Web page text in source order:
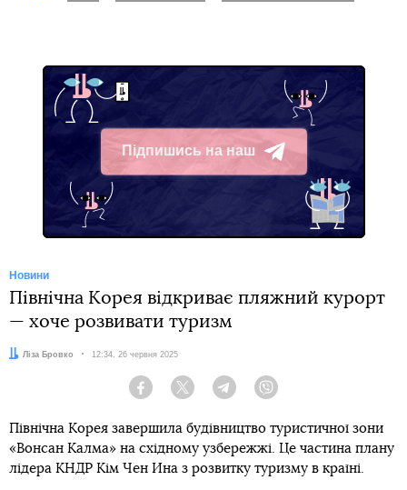
Підпишись на наш
Telegram
Новини
Північна Корея відкриває пляжний курорт
— хоче розвивати туризм
Автор:
Ліза Бровко Дата:
12:34, 26 червня 2025
Facebook Twitter Telegram
Північна Корея завершила будівництво туристичної зони
«Вонсан Калма» на східному узбережжі. Це частина плану
лідера КНДР Кім Чен Ина з розвитку туризму в країні.